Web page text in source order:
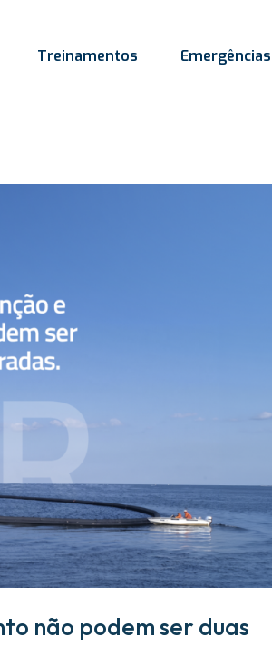
Treinamentos
não podem ser duas